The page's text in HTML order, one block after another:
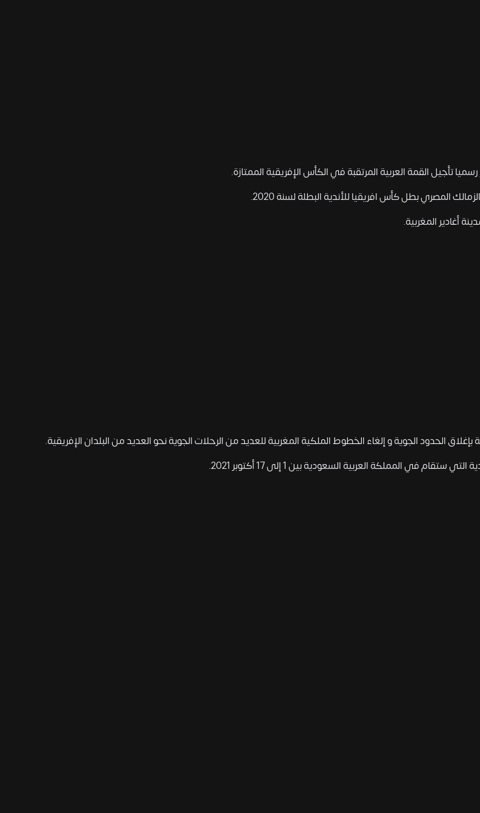
تأجيل القمة العربية المرتقبة في الكأس الإفريقية الممتازة.
المصري بطل كأس افريقيا للأندية البطلة لسنة 2020.
الحدود الجوية و إلغاء الخطوط الملكية المغربية للعديد من الرحلات الجوية نحو العديد من البلدان الإفريقية.
المملكة العربية السعودية بين 1 إلى 17 أكتوبر 2021.